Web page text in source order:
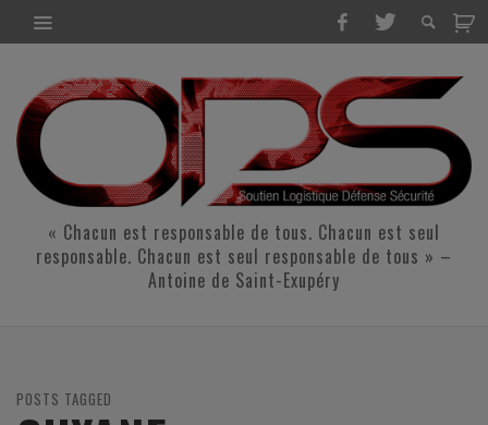
« Chacun est responsable de tous. Chacun est seul
responsable. Chacun est seul responsable de tous » –
Antoine de Saint-Exupéry
POSTS TAGGED